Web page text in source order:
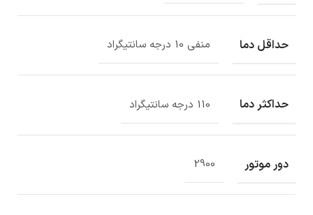
حداقل دما منفی 10 درجه سانتیگراد
حداکثر دما 110 درجه سانتیگراد
دور موتور 2900